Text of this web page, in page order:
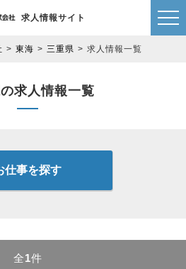
求人情報サイト
東海 三重県 求人情報一覧
求人情報一覧
仕事を探す
全1件